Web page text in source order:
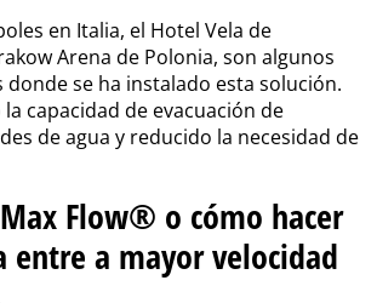
en Italia, el Hotel Vela de
Arena de Polonia, son algunos
se ha instalado esta solución.
capacidad de evacuación de
de agua y reducido la necesidad de
Flow® o cómo hacer
entre a mayor velocidad